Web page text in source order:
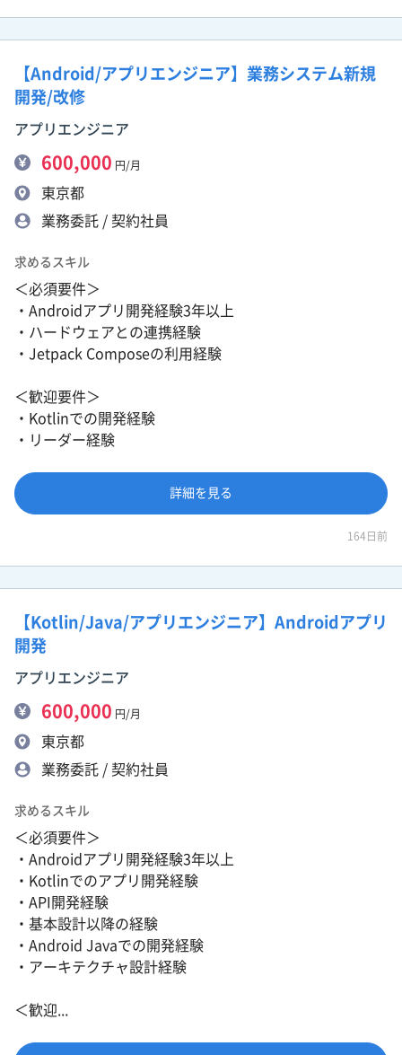
【Android/アプリエンジニア】業務システム新規
開発/改修
アプリエンジニア
600,000 円/月
東京都
業務委託 / 契約社員
求めるスキル
＜必須要件＞
・Androidアプリ開発経験3年以上
・ハードウェアとの連携経験
・Jetpack Composeの利用経験
＜歓迎要件＞
・Kotlinでの開発経験
・リーダー経験
詳細を見る
164日前
【Kotlin/Java/アプリエンジニア】Androidアプリ
開発
アプリエンジニア
600,000 円/月
東京都
業務委託 / 契約社員
求めるスキル
＜必須要件＞
・Androidアプリ開発経験3年以上
・Kotlinでのアプリ開発経験
・API開発経験
・基本設計以降の経験
・Android Javaでの開発経験
・アーキテクチャ設計経験
＜歓迎...